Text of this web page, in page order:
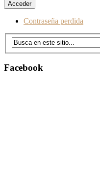
Contraseña perdida
Facebook